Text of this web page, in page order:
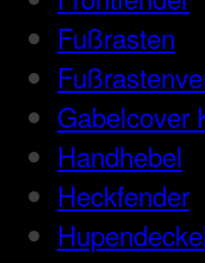
Fußrasten
Gabelcover
Handhebel
Heckfender